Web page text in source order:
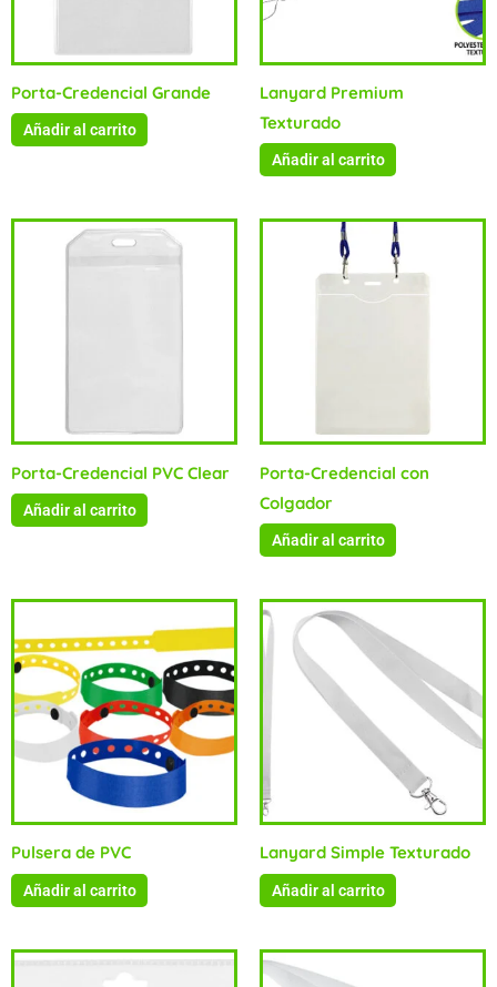
Porta-Credencial Grande
Añadir al carrito
Lanyard Premium
Texturado
Añadir al carrito
Porta-Credencial PVC Clear
Añadir al carrito
Porta-Credencial con
Colgador
Añadir al carrito
Pulsera de PVC
Añadir al carrito
Lanyard Simple Texturado
Añadir al carrito